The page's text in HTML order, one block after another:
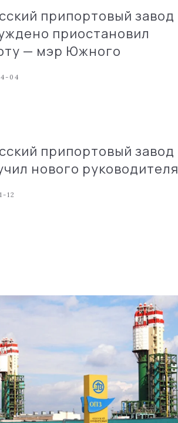
припортовый завод
приостановил
— мэр Южного
04
припортовый завод
нового руководителя
12